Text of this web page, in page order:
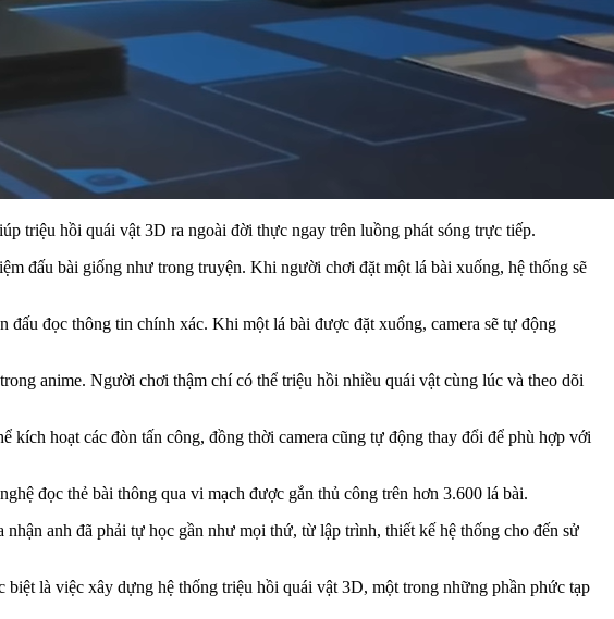
triệu hồi quái vật 3D ra ngoài đời thực ngay trên luồng phát sóng trực tiếp.
đấu bài giống như trong truyện. Khi người chơi đặt một lá bài xuống, hệ thống sẽ
đọc thông tin chính xác. Khi một lá bài được đặt xuống, camera sẽ tự động
anime. Người chơi thậm chí có thể triệu hồi nhiều quái vật cùng lúc và theo dõi
hoạt các đòn tấn công, đồng thời camera cũng tự động thay đổi để phù hợp với
đọc thẻ bài thông qua vi mạch được gắn thủ công trên hơn 3.600 lá bài.
anh đã phải tự học gần như mọi thứ, từ lập trình, thiết kế hệ thống cho đến sử
là việc xây dựng hệ thống triệu hồi quái vật 3D, một trong những phần phức tạp